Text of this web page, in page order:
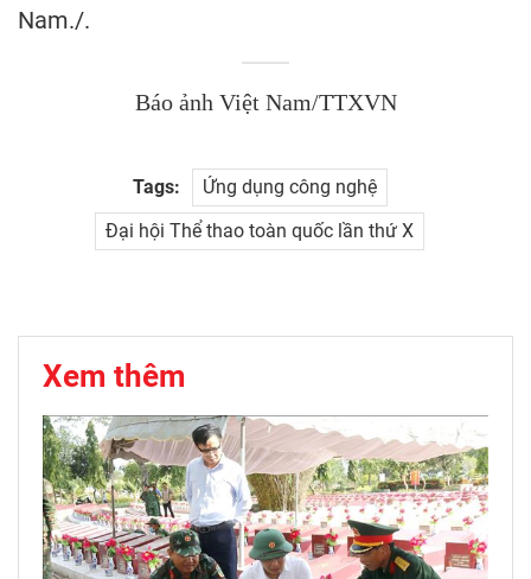
Nam./.
Báo ảnh Việt Nam/TTXVN
Tags:
Ứng dụng công nghệ
Đại hội Thể thao toàn quốc lần thứ X
Xem thêm